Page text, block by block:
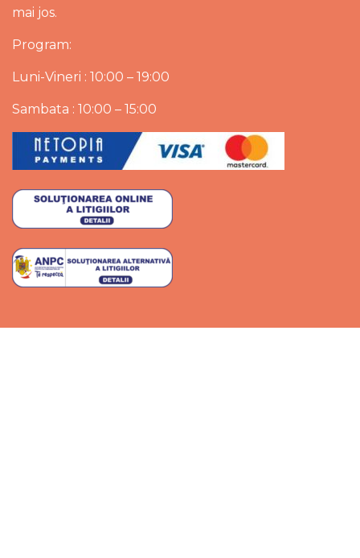
mai jos.
Program:
Luni-Vineri : 10:00 – 19:00
Sambata : 10:00 – 15:00